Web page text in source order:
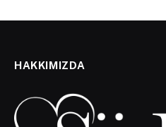
HAKKIMIZDA